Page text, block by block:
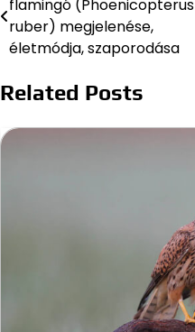
navigáció
flamingó (Phoenicopterus
ruber) megjelenése,
életmódja, szaporodása
Related Posts